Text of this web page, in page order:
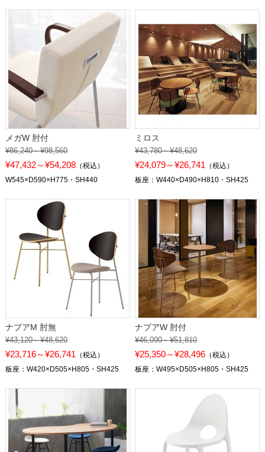
メガW 肘付
¥86,240～¥98,560
¥47,432～¥54,208（税込）
W545×D590×H775・SH440
ミロス
¥43,780～¥48,620
¥24,079～¥26,741 （税込）
板座：W440×D490×H810・SH425
ナプアM 肘無
¥43,120～¥48,620
¥23,716～¥26,741（税込）
板座：W420×D505×H805・SH425
ナプアW 肘付
¥46,090～¥51,810
¥25,350～¥28,496 （税込）
板座：W495×D505×H805・SH425